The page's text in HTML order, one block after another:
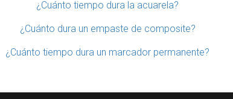
¿Cuánto tiempo dura la acuarela?
¿Cuánto dura un empaste de composite?
¿Cuánto tiempo dura un marcador permanente?